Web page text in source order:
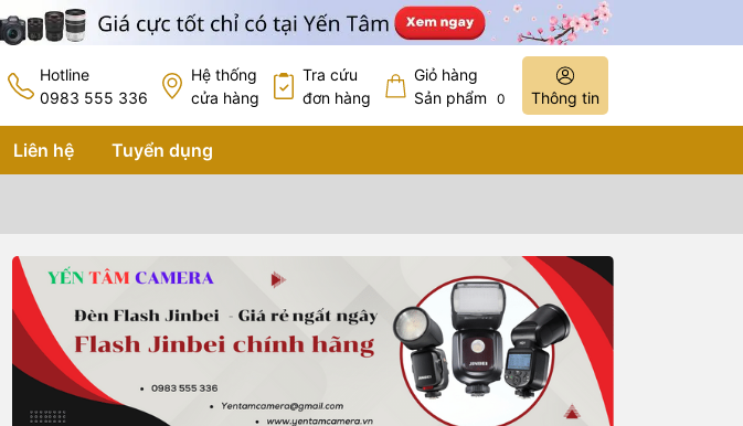
Hotline
0983 555 336
Hệ thống
cửa hàng
Tra cứu
đơn hàng
Giỏ hàng
Sản phẩm
0 Thông tin
Liên hệ Tuyển dụng